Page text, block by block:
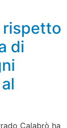
rispetto
di
Calabrò ha